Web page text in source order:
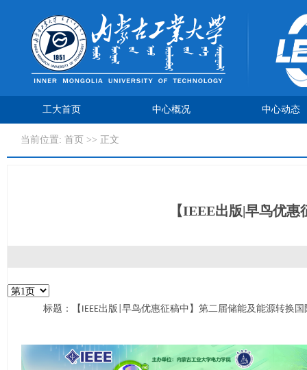
工大首页 中心概况 中心动态
当前位置: 首页 >> 正文
【IEEE出版|早鸟优
标题：【 IEEE出版 早鸟优惠征稿中】第二届储能及能源转换